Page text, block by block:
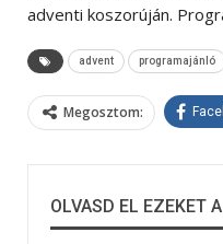
adventi koszorúján.
advent programajánló
Megosztom:
OLVASD EL EZEKET